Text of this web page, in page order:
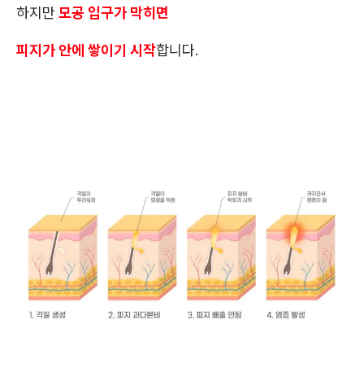
하지만 모공 입구가 막히면
피지가 안에 쌓이기 시작합니다.